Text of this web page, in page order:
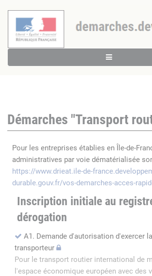
Démarches "Transport
Pour les entreprises établies en Île-de-
administratives par voie dématérialisée
https://www.drieat.ile-de-
durable.gouv.fr/vos-demarches-acces-
Inscription initiale au
dérogation
A1. Demande d'autorisation d'exercer
transporteur
Pour le transport routier international de
l'espace économique européen avec des